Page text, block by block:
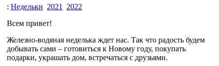
: Недельки 2021
2022
Всем привет!
Железно-водяная неделька ждет нас. Так что радость будем
добывать сами – готовиться к Новому году, покупать
подарки, украшать дом, встречаться с друзьями.